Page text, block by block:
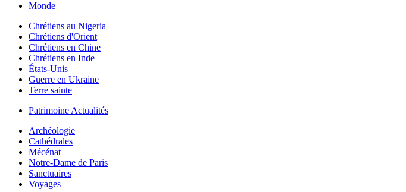
Monde
Chrétiens au Nigeria
Chrétiens d'Orient
Chrétiens en Chine
Chrétiens en Inde
États-Unis
Guerre en Ukraine
Terre sainte
Patrimoine Actualités
Archéologie
Cathédrales
Mécénat
Notre-Dame de Paris
Sanctuaires
Voyages